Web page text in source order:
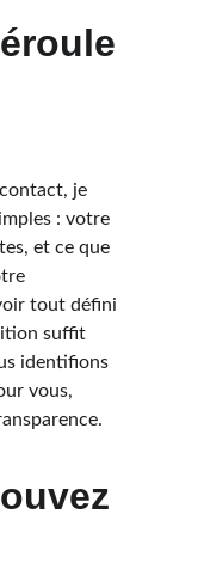
je
: votre
et ce que
tout défini
suffit
identifions
vous,